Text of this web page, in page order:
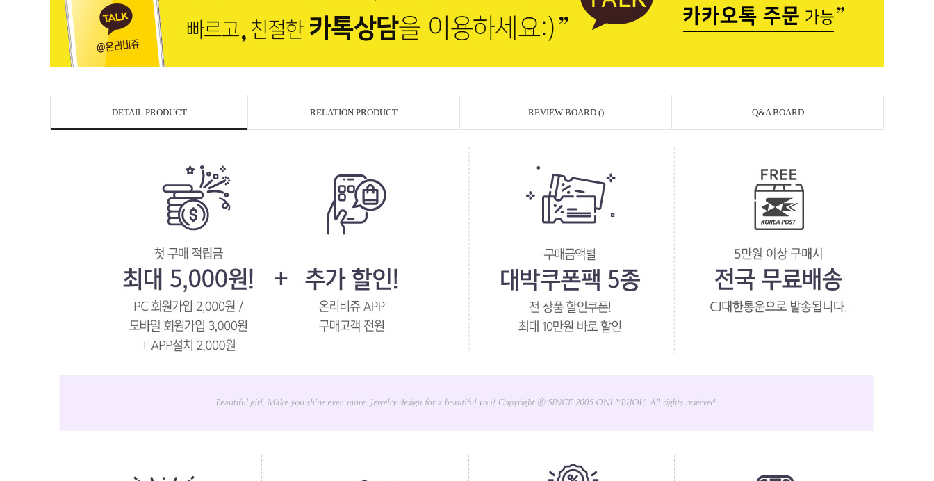
페이코 ID로 페이코 라이
DETAIL PRODUCT RELATION PRODUCT REVIEW BOARD () Q&A BOARD